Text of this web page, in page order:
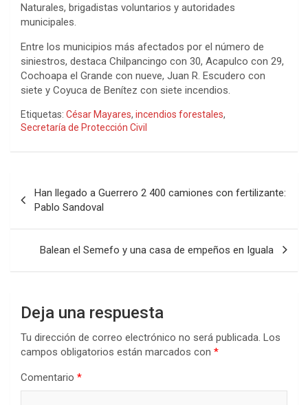
Naturales, brigadistas voluntarios y autoridades
municipales.
Entre los municipios más afectados por el número de
siniestros, destaca Chilpancingo con 30, Acapulco con 29,
Cochoapa el Grande con nueve, Juan R. Escudero con
siete y Coyuca de Benítez con siete incendios.
Etiquetas: César Mayares, incendios forestales,
Secretaría de Protección Civil
de
entradas
Han llegado a Guerrero 2 400 camiones con fertilizante:
Pablo Sandoval
Balean el Semefo y una casa de empeños en Iguala
Deja una respuesta
Tu dirección de correo electrónico no será publicada. Los
campos obligatorios están marcados con *
Comentario *